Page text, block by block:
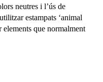
neutres i l’ús de
estampats ‘animal
elements que normalment